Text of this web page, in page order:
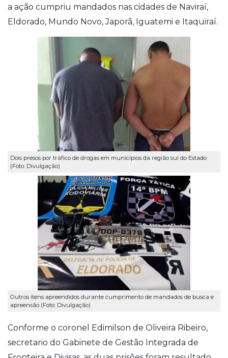
a ação cumpriu mandados nas cidades de Naviraí,
Eldorado, Mundo Novo, Japorã, Iguatemi e Itaquiraí.
Dois presos por tráfico de drogas em municípios da região sul do Estado
(Foto: Divulgação)
Outros itens apreendidos durante cumprimento de mandados de busca e
apreensão (Foto: Divulgação)
Conforme o coronel Edimilson de Oliveira Ribeiro,
secretario do Gabinete de Gestão Integrada de